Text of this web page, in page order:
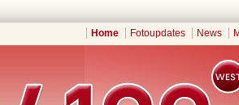
Home Fotoupdates News